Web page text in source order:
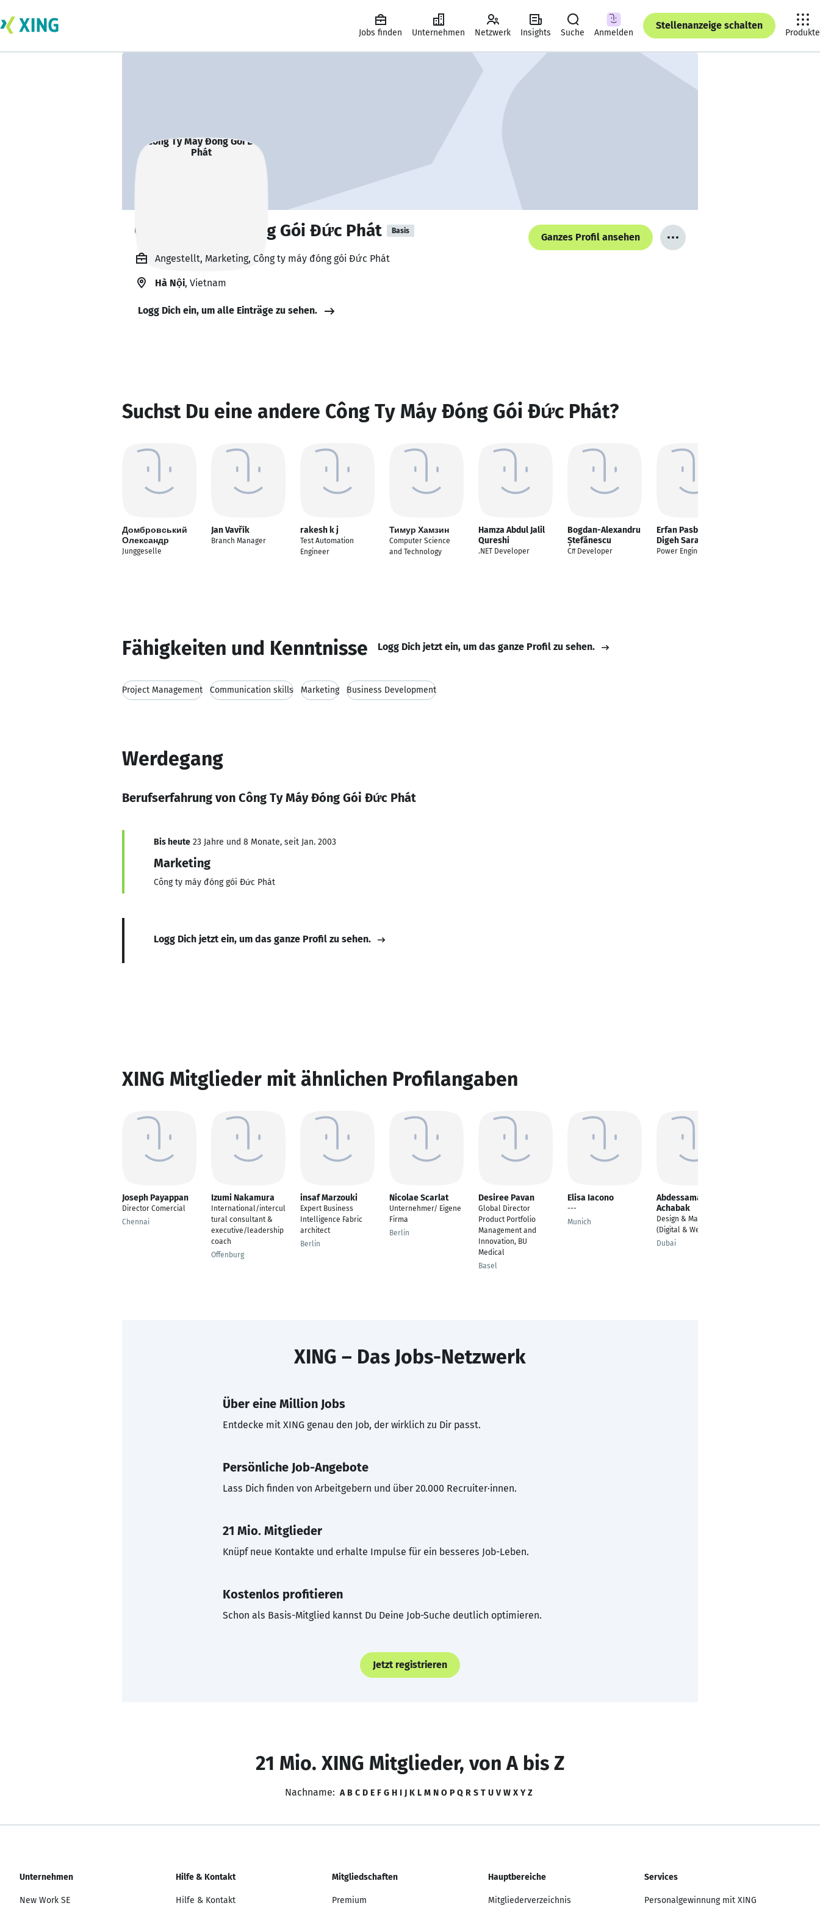
Jobs finden Unternehmen Netzwerk Insights Suche Anmelden
Stellenanzeige schalten
Produkte
Công Ty Máy Đóng Gói Đức Phát Basis
Ganzes Profil ansehen
Angestellt, Marketing, Công ty máy đóng gói Đức Phát
Hà Nội, Vietnam
Logg Dich ein, um alle Einträge zu sehen.
Suchst Du eine andere Công Ty Máy Đóng Gói Đức Phát?
Домбровський
Олександр
Junggeselle
Jan Vavřík
Branch Manager
rakesh k j
Test Automation
Engineer
Тимур Хамзин
Computer Science
and Technology
Hamza Abdul Jalil
Qureshi
.NET Developer
Bogdan-Alexandru
Ștefănescu
C# Developer
Erfan Pasban
Digeh Sara
Power Engineer
Fähigkeiten und Kenntnisse Logg Dich jetzt ein, um das ganze Profil zu sehen.
Project Management Communication skills Marketing Business Development
Werdegang
Berufserfahrung von Công Ty Máy Đóng Gói Đức Phát
Bis heute 23 Jahre und 8 Monate, seit Jan. 2003
Marketing
Công ty máy đóng gói Đức Phát
Logg Dich jetzt ein, um das ganze Profil zu sehen.
XING Mitglieder mit ähnlichen Profilangaben
Joseph Payappan
Director Comercial
Chennai
Izumi Nakamura
International/intercul
tural consultant &
executive/leadership
coach
Offenburg
insaf Marzouki
Expert Business
Intelligence Fabric
architect
Berlin
Nicolae Scarlat
Unternehmer/ Eigene
Firma
Berlin
Desiree Pavan
Global Director
Product Portfolio
Management and
Innovation, BU
Medical
Basel
Elisa Iacono
---
Munich
Abdessamad
Achabak
Design & Marketing
(Digital & Web Dev.)
Dubai
XING – Das Jobs-Netzwerk
Über eine Million Jobs
Entdecke mit XING genau den Job, der wirklich zu Dir passt.
Persönliche Job-Angebote
Lass Dich finden von Arbeitgebern und über 20.000 Recruiter·innen.
21 Mio. Mitglieder
Knüpf neue Kontakte und erhalte Impulse für ein besseres Job-Leben.
Kostenlos profitieren
Schon als Basis-Mitglied kannst Du Deine Job-Suche deutlich optimieren.
Jetzt registrieren
21 Mio. XING Mitglieder, von A bis Z
Nachname: A B C D E F G H I J K L M N O P Q R S T U V W X Y Z
Unternehmen
New Work SE
Hilfe & Kontakt
Hilfe & Kontakt
Mitgliedschaften
Premium
Hauptbereiche
Mitgliederverzeichnis
Services
Personalgewinnung mit XING